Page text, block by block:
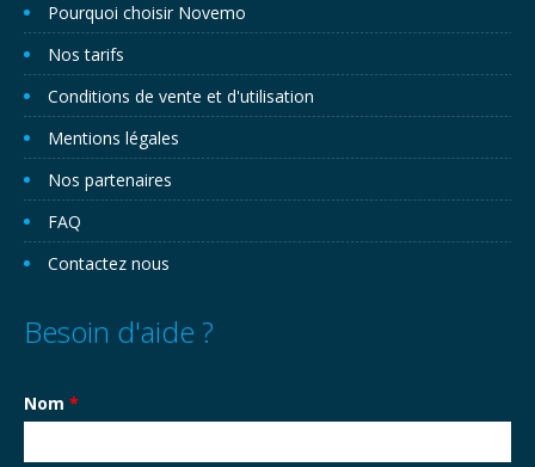
Pourquoi choisir Novemo
Nos tarifs
Conditions de vente et d'utilisation
Mentions légales
Nos partenaires
FAQ
Contactez nous
Besoin d'aide ?
Nom *